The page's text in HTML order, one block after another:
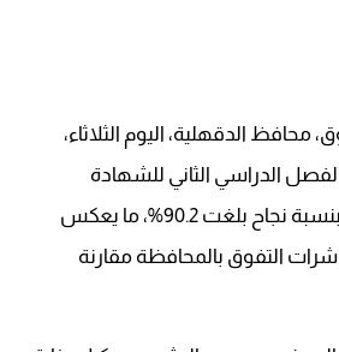
محافظ الدقهلية، اليوم الثلاثاء،
الفصل الدراسي الثاني للشهادة
الإعدادية 2024/2025، بنسبة نجاح بلغت 90.2%، ما يعكس
التفوق بالمحافظة مقارنة